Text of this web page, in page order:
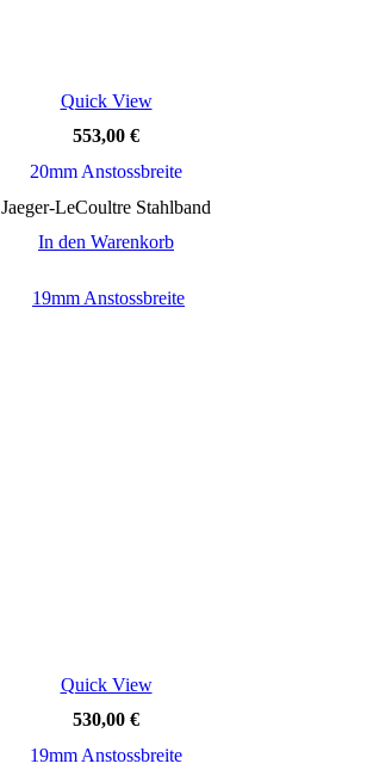
Quick View
553,00 €
20mm Anstossbreite
Jaeger-LeCoultre Stahlband
In den Warenkorb
Quick View
530,00 €
19mm Anstossbreite